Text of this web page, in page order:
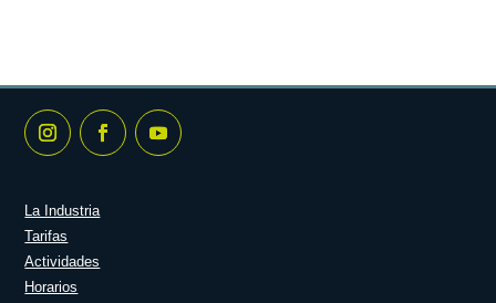
La Industria
Tarifas
Actividades
Horarios